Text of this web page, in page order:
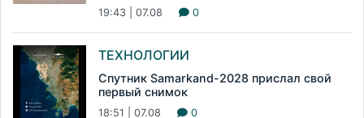
19:43 | 07.08 0
ТЕХНОЛОГИИ
Спутник Samarkand-2028 прислал свой
первый снимок
18:51 | 07.08 0